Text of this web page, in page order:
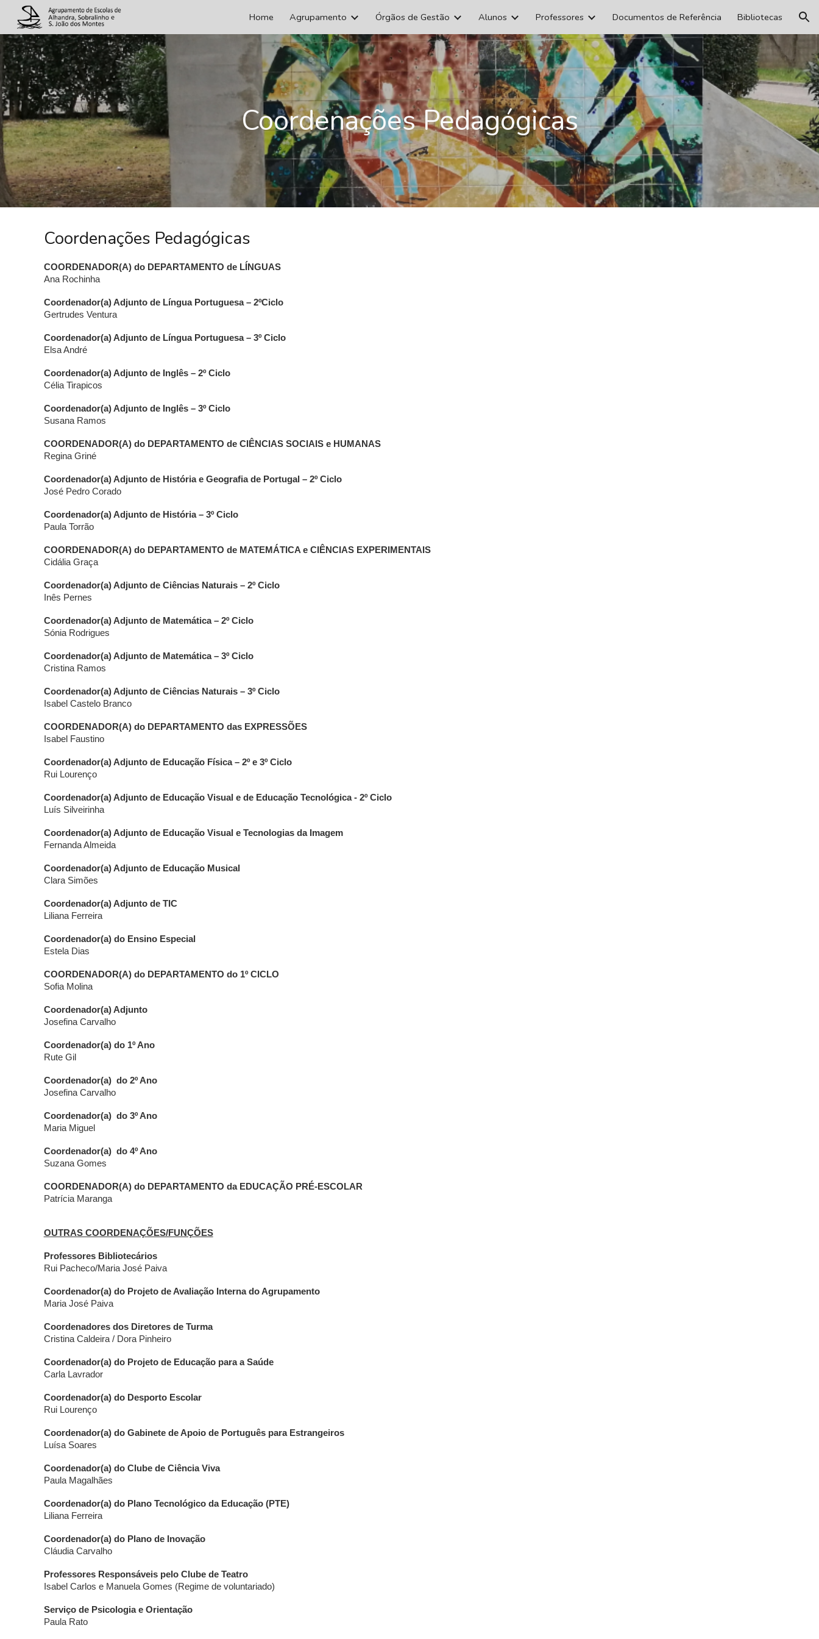
Skip to main content Skip to navigation
Home Agrupamento Órgãos de Gestão Alunos Professores Documentos de Referência Bibliotecas
Coordenações Pedagógicas
Coordenações Pedagógicas
COORDENADOR(A) do DEPARTAMENTO de LÍNGUAS
Ana Rochinha
Coordenador(a) Adjunto de Língua Portuguesa – 2ºCiclo
Gertrudes Ventura
Coordenador(a) Adjunto de Língua Portuguesa – 3º Ciclo
Elsa André
Coordenador(a) Adjunto de Inglês – 2º Ciclo
Célia Tirapicos
Coordenador(a) Adjunto de Inglês – 3º Ciclo
Susana Ramos
COORDENADOR(A) do DEPARTAMENTO de CIÊNCIAS SOCIAIS e HUMANAS
Regina Griné
Coordenador(a) Adjunto de História e Geografia de Portugal – 2º Ciclo
José Pedro Corado
Coordenador(a) Adjunto de História – 3º Ciclo
Paula Torrão
COORDENADOR(A) do DEPARTAMENTO de MATEMÁTICA e CIÊNCIAS EXPERIMENTAIS
Cidália Graça
Coordenador(a) Adjunto de Ciências Naturais – 2º Ciclo
Inês Pernes
Coordenador(a) Adjunto de Matemática – 2º Ciclo
Sónia Rodrigues
Coordenador(a) Adjunto de Matemática – 3º Ciclo
Cristina Ramos
Coordenador(a) Adjunto de Ciências Naturais – 3º Ciclo
Isabel Castelo Branco
COORDENADOR(A) do DEPARTAMENTO das EXPRESSÕES
Isabel Faustino
Coordenador(a) Adjunto de Educação Física – 2º e 3º Ciclo
Rui Lourenço
Coordenador(a) Adjunto de Educação Visual e de Educação Tecnológica - 2º Ciclo
Luís Silveirinha
Coordenador(a) Adjunto de Educação Visual e Tecnologias da Imagem
Fernanda Almeida
Coordenador(a) Adjunto de Educação Musical
Clara Simões
Coordenador(a) Adjunto de TIC
Liliana Ferreira
Coordenador(a) do Ensino Especial
Estela Dias
COORDENADOR(A) do DEPARTAMENTO do 1º CICLO
Sofia Molina
Coordenador(a) Adjunto
Josefina Carvalho
Coordenador(a) do 1º Ano
Rute Gil
Coordenador(a) do 2º Ano
Josefina Carvalho
Coordenador(a) do 3º Ano
Maria Miguel
Coordenador(a) do 4º Ano
Suzana Gomes
COORDENADOR(A) do DEPARTAMENTO da EDUCAÇÃO PRÉ-ESCOLAR
Patrícia Maranga
OUTRAS COORDENAÇÕES/FUNÇÕES
Professores Bibliotecários
Rui Pacheco/Maria José Paiva
Coordenador(a) do Projeto de Avaliação Interna do Agrupamento
Maria José Paiva
Coordenadores dos Diretores de Turma
Cristina Caldeira / Dora Pinheiro
Coordenador(a) do Projeto de Educação para a Saúde
Carla Lavrador
Coordenador(a) do Desporto Escolar
Rui Lourenço
Coordenador(a) do Gabinete de Apoio de Português para Estrangeiros
Luísa Soares
Coordenador(a) do Clube de Ciência Viva
Paula Magalhães
Coordenador(a) do Plano Tecnológico da Educação (PTE)
Liliana Ferreira
Coordenador(a) do Plano de Inovação
Cláudia Carvalho
Professores Responsáveis pelo Clube de Teatro
Isabel Carlos e Manuela Gomes (Regime de voluntariado)
Serviço de Psicologia e Orientação
Paula Rato